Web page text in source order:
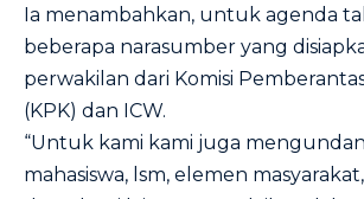
Ia menambahkan, untuk agenda
beberapa narasumber yang
perwakilan dari Komisi
(KPK) dan ICW.
“Untuk kami kami juga
mahasiswa, lsm, elemen